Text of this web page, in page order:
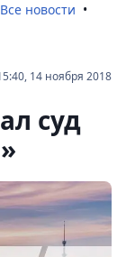
Все новости
14 ноября 2018
суд